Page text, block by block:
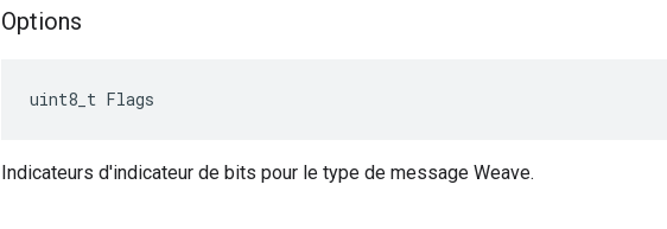
Options
uint8_t Flags
Indicateurs d'indicateur de bits pour le type de message Weave.